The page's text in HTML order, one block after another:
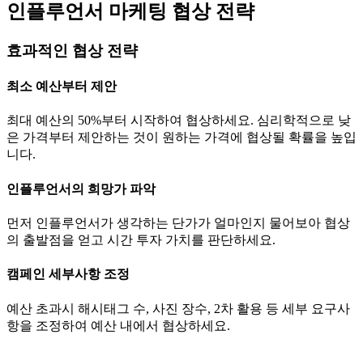
인플루언서 마케팅 협상 전략
효과적인 협상 전략
최소 예산부터 제안
최대 예산의 50%부터 시작하여 협상하세요. 심리학적으로 낮
은 가격부터 제안하는 것이 원하는 가격에 협상될 확률을 높입
니다.
인플루언서의 희망가 파악
먼저 인플루언서가 생각하는 단가가 얼마인지 물어보아 협상
의 출발점을 얻고 시간 투자 가치를 판단하세요.
캠페인 세부사항 조정
예산 초과시 해시태그 수, 사진 장수, 2차 활용 등 세부 요구사
항을 조정하여 예산 내에서 협상하세요.